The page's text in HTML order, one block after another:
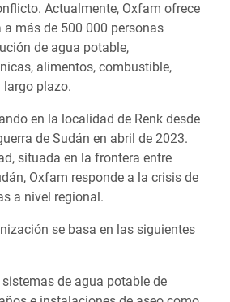
Actualmente, Oxfam ofrece
más de 500 000 personas
de agua potable,
alimentos, combustible,
largo plazo.
en la localidad de Renk desde
de Sudán en abril de 2023.
situada en la frontera entre
Oxfam responde a la crisis de
a nivel regional.
se basa en las siguientes
de agua potable de